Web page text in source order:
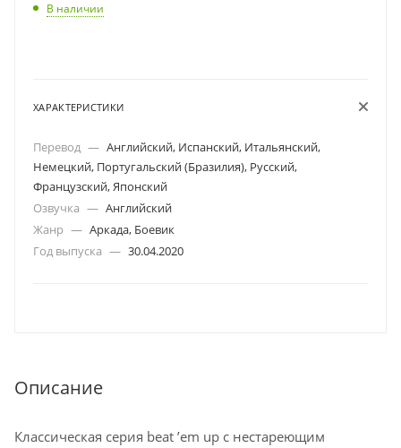
В наличии
ХАРАКТЕРИСТИКИ
Перевод — Английский, Испанский, Итальянский,
Немецкий, Португальский (Бразилия), Русский,
Французский, Японский
Озвучка — Английский
Жанр — Аркада, Боевик
Год выпуска — 30.04.2020
Описание
Классическая серия beat ’em up с нестареющим